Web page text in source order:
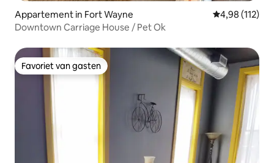
Appartement in Fort Wayne Gemiddelde
4,98 (112)
Downtown Carriage House / Pet Ok
Favoriet van gasten
Favoriet van gasten